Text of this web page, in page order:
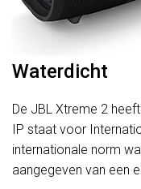
Waterdicht
De JBL Xtreme 2
IP staat voor
internationale norm
aangegeven van een